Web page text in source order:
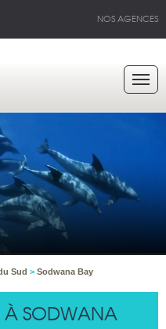
NOS AGENCES
Sud > Sodwana Bay
À SODWANA